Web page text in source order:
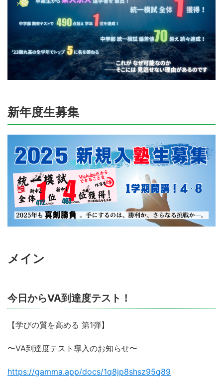
新年度生募集
メイン
今日からVA到達度テスト！
【学びの質を高める 第1弾】
〜VA到達度テスト導入のお知らせ〜
https://gamma.app/docs/1q8jp8shsz95q89